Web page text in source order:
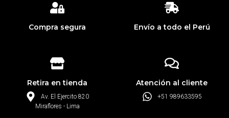
Compra segura Envío a todo el Perú
Retira en tienda
Av. El Ejercito 820
Miraflores - Lima
Atención al cliente
+51 989633595